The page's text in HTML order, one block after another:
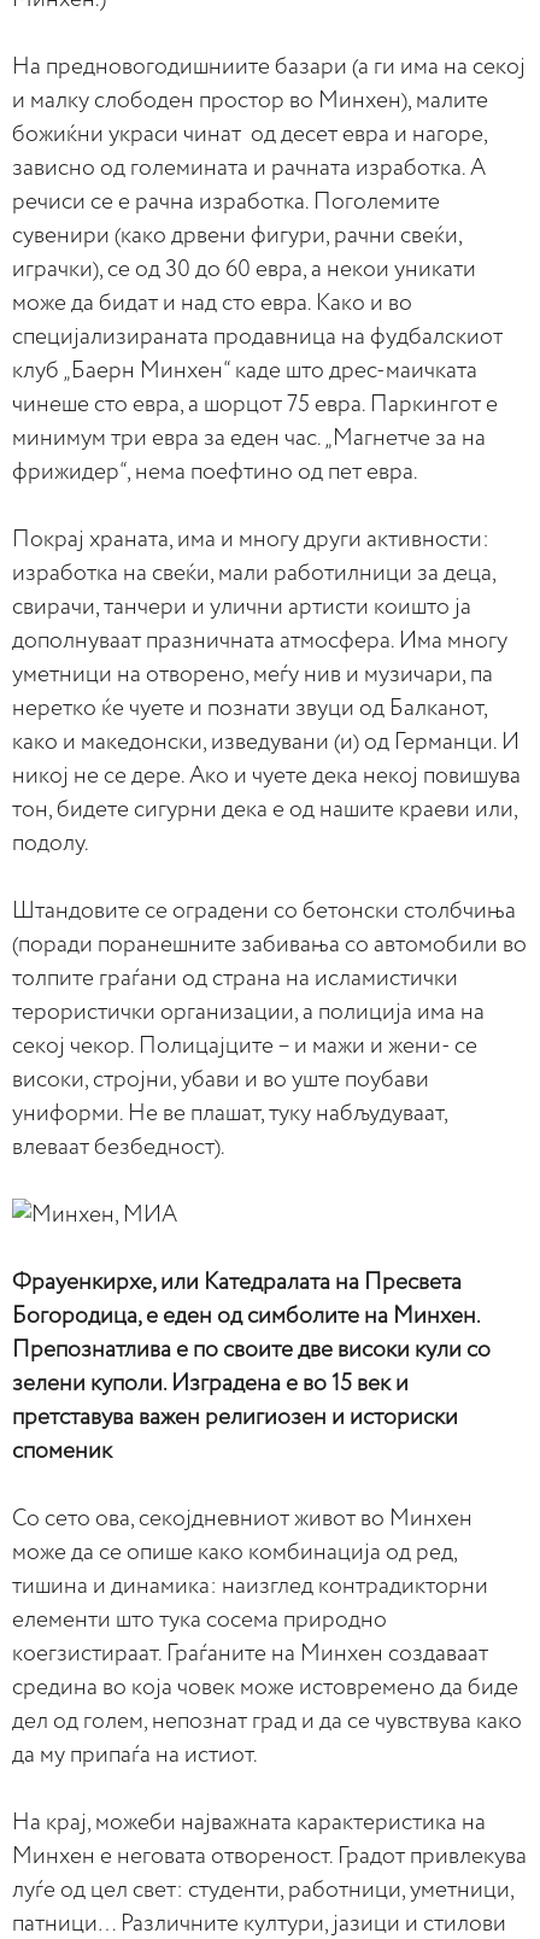
На предновогодишниите базари (а ги има на секој
и малку слободен простор во Минхен), малите
божиќни украси чинат од десет евра и нагоре,
зависно од големината и рачната изработка. А
речиси се е рачна изработка. Поголемите
сувенири (како дрвени фигури, рачни свеќи,
играчки), се од 30 до 60 евра, а некои уникати
може да бидат и над сто евра. Како и во
специјализираната продавница на фудбалскиот
клуб „Баерн Минхен“ каде што дрес-маичката
чинеше сто евра, а шорцот 75 евра. Паркингот е
минимум три евра за еден час. „Магнетче за на
фрижидер“, нема поефтино од пет евра.
Покрај храната, има и многу други активности:
изработка на свеќи, мали работилници за деца,
свирачи, танчери и улични артисти коишто ја
дополнуваат празничната атмосфера. Има многу
уметници на отворено, меѓу нив и музичари, па
неретко ќе чуете и познати звуци од Балканот,
како и македонски, изведувани (и) од Германци. И
никој не се дере. Ако и чуете дека некој повишува
тон, бидете сигурни дека е од нашите краеви или,
подолу.
Штандовите се оградени со бетонски столбчиња
(поради поранешните забивања со автомобили во
толпите граѓани од страна на исламистички
терористички организации, а полиција има на
секој чекор. Полицајците – и мажи и жени- се
високи, стројни, убави и во уште поубави
униформи. Не ве плашат, туку набљудуваат,
влеваат безбедност).
Фрауенкирхе, или Катедралата на Пресвета
Богородица, е еден од симболите на Минхен.
Препознатлива е по своите две високи кули со
зелени куполи. Изградена е во 15 век и
претставува важен религиозен и историски
споменик
Со сето ова, секојдневниот живот во Минхен
може да се опише како комбинација од ред,
тишина и динамика: наизглед контрадикторни
елементи што тука сосема природно
коегзистираат. Граѓаните на Минхен создаваат
средина во која човек може истовремено да биде
дел од голем, непознат град и да се чувствува како
да му припаѓа на истиот.
На крај, можеби најважната карактеристика на
Минхен е неговата отвореност. Градот привлекува
луѓе од цел свет: студенти, работници, уметници,
патници… Различните култури, јазици и стилови